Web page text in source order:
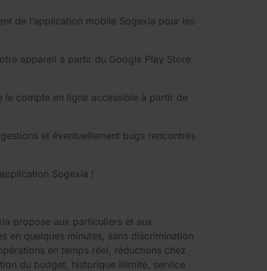
de l’application mobile Sogexia pour les
appareil à partir du Google Play Store
le compte en ligne accessible à partir de
et éventuellement bugs rencontrés
Sogexia !
propose aux particuliers et aux
en quelques minutes, sans discrimination
en temps réel, réductions chez
du budget, historique illimité, service